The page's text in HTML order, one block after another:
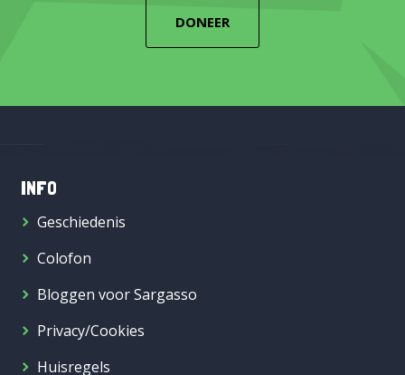
DONEER
INFO
Geschiedenis
Colofon
Bloggen voor Sargasso
Privacy/Cookies
Huisregels